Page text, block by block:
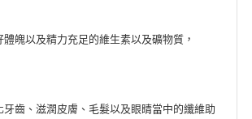
魄以及精力充足的維生素以及礦物質，
齒、滋潤皮膚、毛髮以及眼睛當中的纖維助